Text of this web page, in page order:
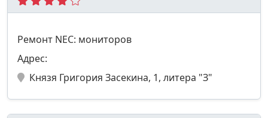
Ремонт NEC: мониторов
Адрес:
Князя Григория Засекина, 1, литера "З"